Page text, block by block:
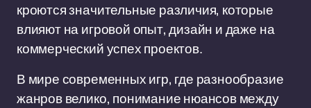
кроются значительные различия, которые
влияют на игровой опыт, дизайн и даже на
коммерческий успех проектов.
В мире современных игр, где разнообразие
жанров велико, понимание нюансов между